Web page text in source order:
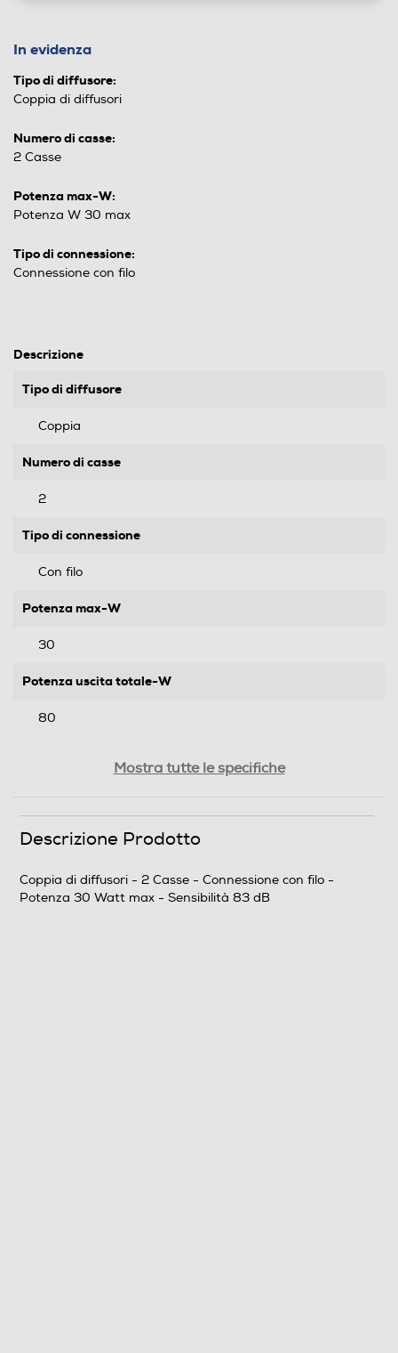
In evidenza
Tipo di diffusore:
Coppia di diffusori
Numero di casse:
2 Casse
Potenza max-W:
Potenza W 30 max
Tipo di connessione:
Connessione con filo
Descrizione
Tipo di diffusore
Coppia
Numero di casse
2
Tipo di connessione
Con filo
Potenza max-W
30
Potenza uscita totale-W
80
Mostra tutte le specifiche
Descrizione Prodotto
Coppia di diffusori - 2 Casse - Connessione con filo -
Potenza 30 Watt max - Sensibilità 83 dB